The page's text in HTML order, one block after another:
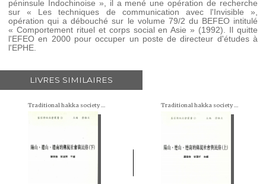
péninsule Indochinoise », il a mené une opération de recherche
sur « Les techniques de communication avec l'Invisible »,
opération qui a débouché sur le volume 79/2 du BEFEOintitulé
« Comportement rituel et corps social en Asie » (1992). Il quitte
l'EFEO en 2000 pour occuper un poste de directeur d'études à
l'EPHE.
LIVRES SIMILAIRES
Traditional hakka society series (en chinois) Traditional hakka society series (en chinois)